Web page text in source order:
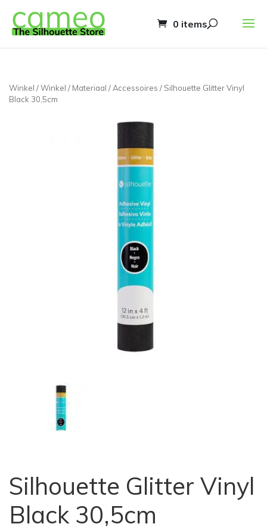
0 items
Winkel /Winkel / Materiaal / Accessoires / Silhouette Glitter Vinyl
Black 30,5cm
Silhouette Glitter Vinyl
Black 30,5cm